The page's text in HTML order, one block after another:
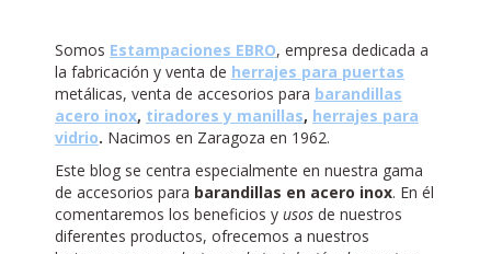
Somos Estampaciones EBRO, empresa dedicada a
la fabricación y venta de herrajes para puertas
metálicas, venta de accesorios para barandillas
acero inox, tiradores y manillas, herrajes para
vidrio. Nacimos en Zaragoza en 1962.
Este blog se centra especialmente en nuestra gama
de accesorios para barandillas en acero inox. En él
comentaremos los beneficios y usos de nuestros
diferentes productos, ofrecemos a nuestros